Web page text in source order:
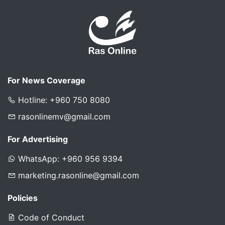
For News Coverage
Hotline: +960 750 8080
rasonlinemv@gmail.com
For Advertising
WhatsApp: +960 956 9394
marketing.rasonline@gmail.com
Policies
Code of Conduct